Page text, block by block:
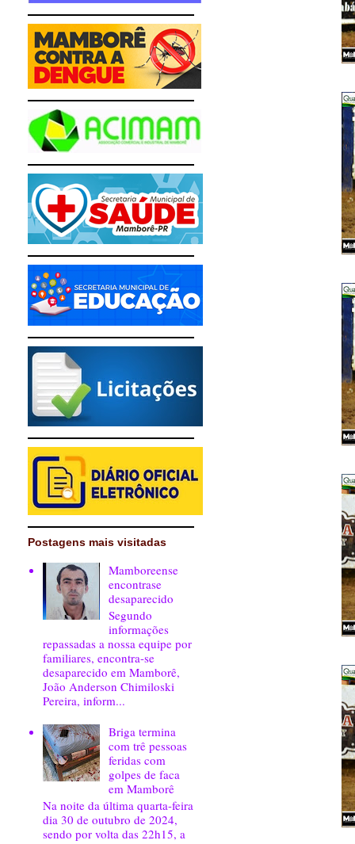
Postagens mais visitadas
Mamboreense
encontrase
desaparecido
Segundo
informações
repassadas a nossa equipe por
familiares, encontra-se
desaparecido em Mamborê,
João Anderson Chimiloski
Pereira, inform...
Briga termina
com trê pessoas
feridas com
golpes de faca
em Mamborê
Na noite da última quarta-feira
dia 30 de outubro de 2024,
sendo por volta das 22h15, a